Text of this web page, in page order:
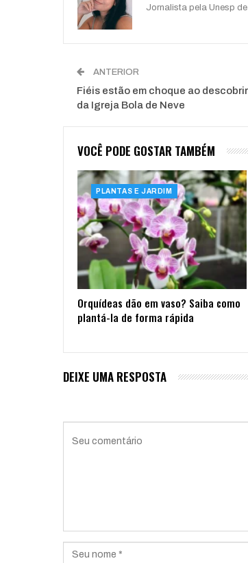
Jornalista pela Unesp
ANTERIOR
Fiéis estão em choque ao
da Igreja Bola de Neve
VOCÊ PODE GOSTAR TAMBÉM
PLANTAS E JARDIM
Orquídeas dão em vaso? Saiba como
plantá-la de forma rápida
DEIXE UMA RESPOSTA